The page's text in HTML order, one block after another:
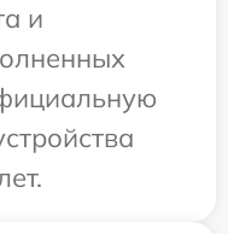
и